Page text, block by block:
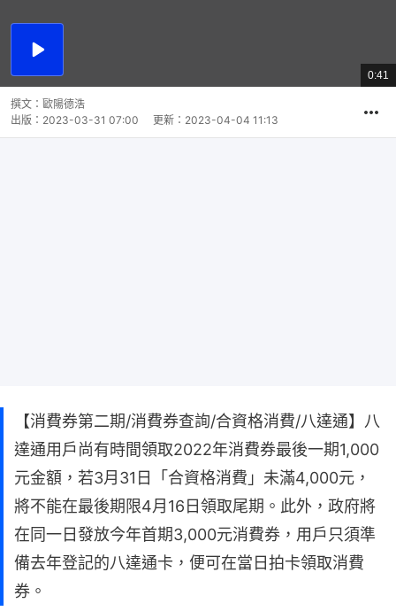
播
總
共
0:41
撰文： 歐陽德浩
出版： 2023-03-31 07:00 更新： 2023-04-04 11:13
【消費券第二期/消費券查詢/合資格消費/八達通】八
達通用戶尚有時間領取2022年消費券最後一期1,000
元金額，若3月31日「合資格消費」未滿4,000元，
將不能在最後期限4月16日領取尾期。此外，政府將
在同一日發放今年首期3,000元消費券，用戶只須準
備去年登記的八達通卡，便可在當日拍卡領取消費
券。